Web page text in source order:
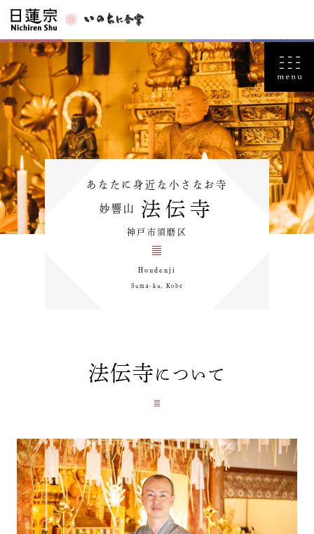
あなたに身近な小さなお寺
妙響山 法伝寺
神戸市須磨区
Houdenji
Suma-ku, Kobe
法伝寺 について